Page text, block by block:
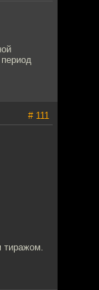
# 111